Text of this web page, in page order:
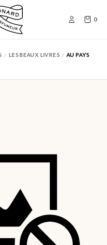
0
LES BEAUX LIVRES
AU PAYS